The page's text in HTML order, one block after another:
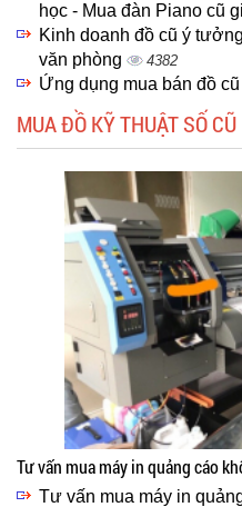
học - Mua đàn Piano cũ
Kinh doanh đồ cũ ý
văn phòng
4382
Ứng dụng mua bán đồ cũ
MUA ĐỒ KỸ THUẬT SỐ CŨ
Tư vấn mua máy in quảng cáo
Tư vấn mua máy in